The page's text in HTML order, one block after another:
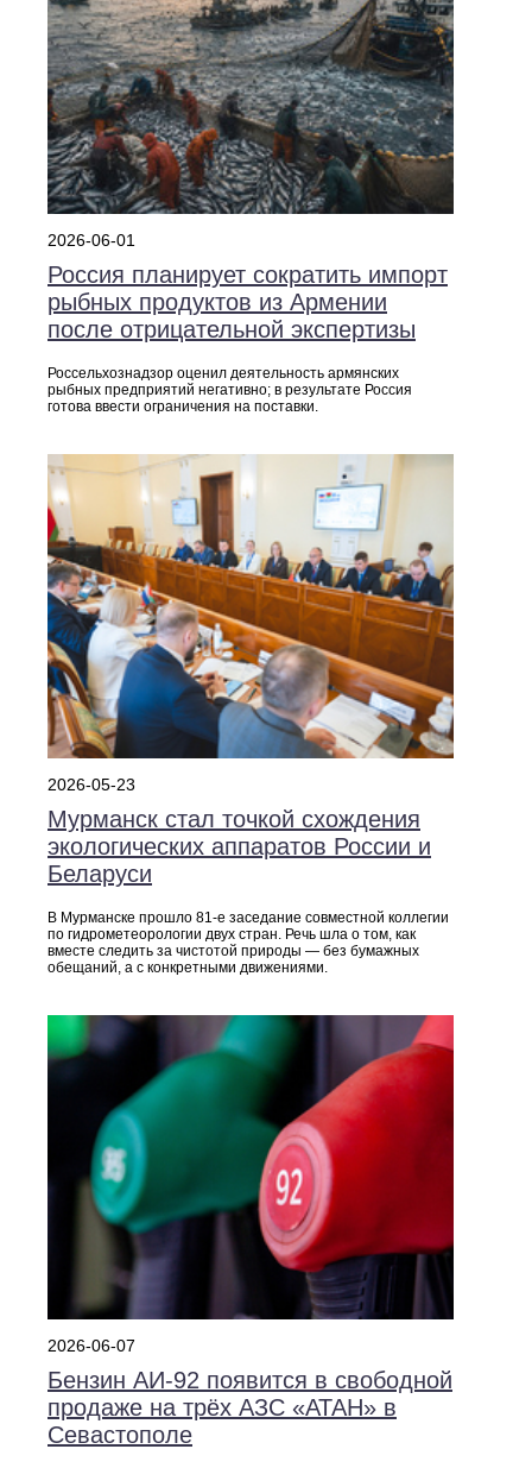
2026-06-01
Россия планирует сократить импорт
рыбных продуктов из Армении
после отрицательной экспертизы
Россельхознадзор оценил деятельность армянских
рыбных предприятий негативно; в результате Россия
готова ввести ограничения на поставки.
2026-05-23
Мурманск стал точкой схождения
экологических аппаратов России и
Беларуси
В Мурманске прошло 81-е заседание совместной коллегии
по гидрометеорологии двух стран. Речь шла о том, как
вместе следить за чистотой природы — без бумажных
обещаний, а с конкретными движениями.
2026-06-07
Бензин АИ‑92 появится в свободной
продаже на трёх АЗС «АТАН» в
Севастополе